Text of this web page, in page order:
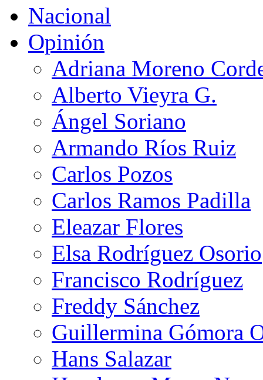
Nacional
Opinión
Adriana Moreno
Alberto Vieyra G.
Ángel Soriano
Armando Ríos Ruiz
Carlos Pozos
Carlos Ramos Padilla
Eleazar Flores
Elsa Rodríguez Osorio
Francisco Rodríguez
Freddy Sánchez
Guillermina Gómora
Hans Salazar